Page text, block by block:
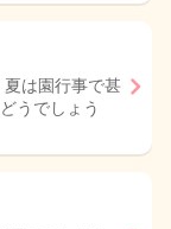
は園行事で甚
うでしょう